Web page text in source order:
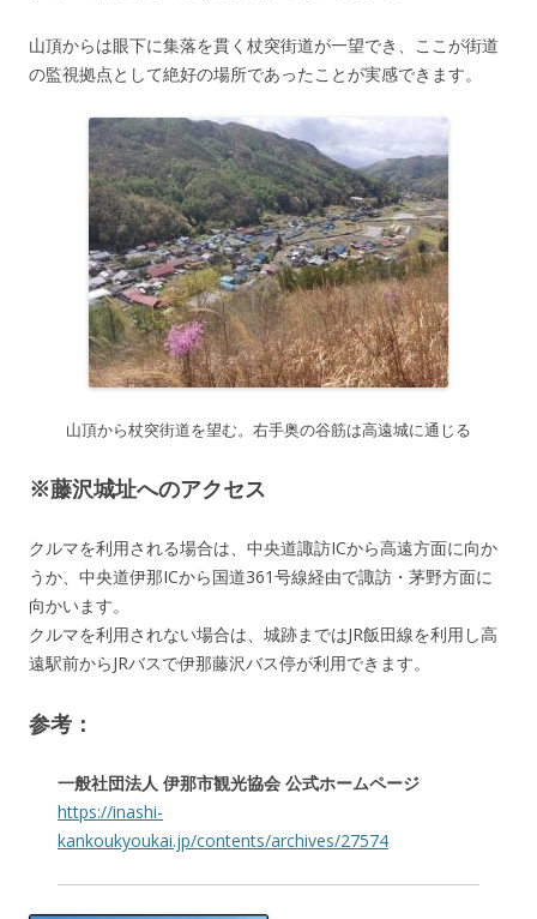
山頂からは眼下に集落を貫く杖突街道が一望でき、ここが街道
の監視拠点として絶好の場所であったことが実感できます。
山頂から杖突街道を望む。右手奥の谷筋は高遠城に通じる
※藤沢城址へのアクセス
クルマを利用される場合は、中央道諏訪ICから高遠方面に向か
うか、中央道伊那ICから国道361号線経由で諏訪・茅野方面に
向かいます。
クルマを利用されない場合は、城跡まではJR飯田線を利用し高
遠駅前からJRバスで伊那藤沢バス停が利用できます。
参考：
一般社団法人 伊那市観光協会 公式ホームページ
https://inashi-
kankoukyoukai.jp/contents/archives/27574